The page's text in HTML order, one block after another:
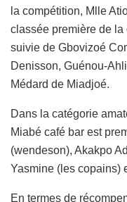
la compétition, Mlle
classée première de
suivie de Gbovizoé
Denisson, Guénou-
Médard de Miadjoé.
Dans la catégorie
Miabé café bar est
(wendeson), Akakpo
Yasmine (les copains)
En termes de